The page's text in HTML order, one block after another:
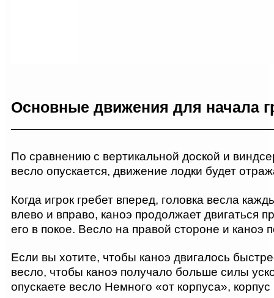
Основные движения для начала
По сравнению с вертикальной доской и
весло опускается, движение лодки будет
Когда игрок гребет вперед, головка весла
влево и вправо, каноэ продолжает двигаться
его в покое. Весло на правой стороне и каноэ
Если вы хотите, чтобы каноэ двигалось
весло, чтобы каноэ получало больше силы
опускаете весло Немного «от корпуса»,